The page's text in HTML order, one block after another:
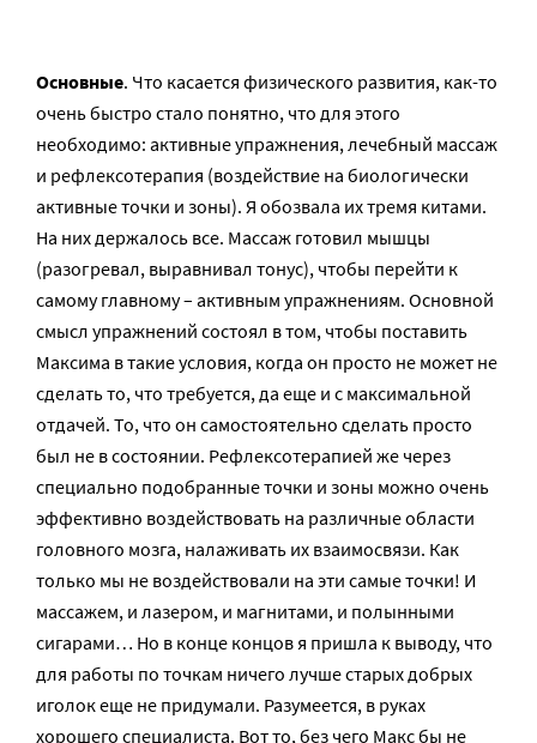
Основные. Что касается физического развития, как-то
очень быстро стало понятно, что для этого
необходимо: активные упражнения, лечебный массаж
и рефлексотерапия (воздействие на биологически
активные точки и зоны). Я обозвала их тремя китами.
На них держалось все. Массаж готовил мышцы
(разогревал, выравнивал тонус), чтобы перейти к
самому главному – активным упражнениям. Основной
смысл упражнений состоял в том, чтобы поставить
Максима в такие условия, когда он просто не может не
сделать то, что требуется, да еще и с максимальной
отдачей. То, что он самостоятельно сделать просто
был не в состоянии. Рефлексотерапией же через
специально подобранные точки и зоны можно очень
эффективно воздействовать на различные области
головного мозга, налаживать их взаимосвязи. Как
только мы не воздействовали на эти самые точки! И
массажем, и лазером, и магнитами, и полынными
сигарами… Но в конце концов я пришла к выводу, что
для работы по точкам ничего лучше старых добрых
иголок еще не придумали. Разумеется, в руках
хорошего специалиста. Вот то, без чего Макс бы не